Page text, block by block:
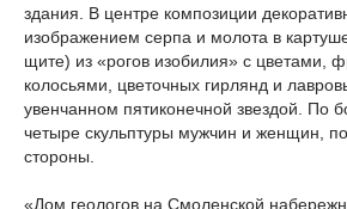
здания. В центре композиции
изображением серпа и молота в
щите) из «рогов изобилия» с цветами,
колосьями, цветочных гирлянд и
увенчанном пятиконечной звездой. По
четыре скульптуры мужчин и женщин,
стороны.
«Дом геологов на Смоленской